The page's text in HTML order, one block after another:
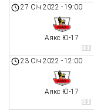
27 Січ 2022 -19:00
Аякс Ю-17
23 Січ 2022 -12:00
Аякс Ю-17